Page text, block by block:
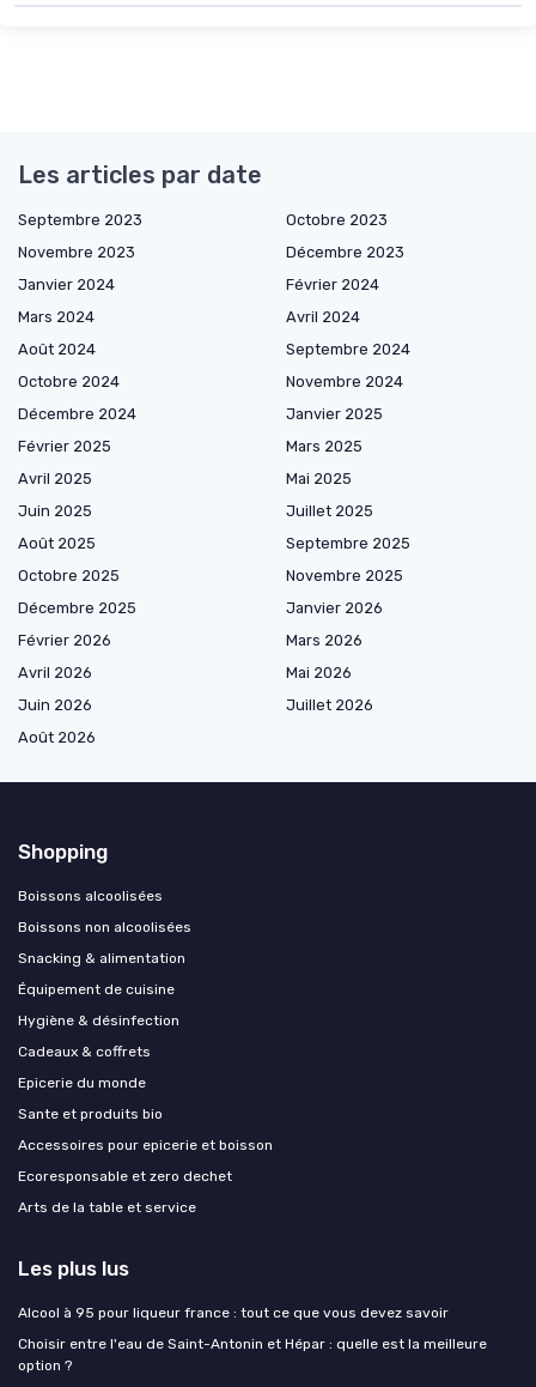
Les articles par date
Septembre 2023
Octobre 2023
Novembre 2023
Décembre 2023
Janvier 2024
Février 2024
Mars 2024
Avril 2024
Août 2024
Septembre 2024
Octobre 2024
Novembre 2024
Décembre 2024
Janvier 2025
Février 2025
Mars 2025
Avril 2025
Mai 2025
Juin 2025
Juillet 2025
Août 2025
Septembre 2025
Octobre 2025
Novembre 2025
Décembre 2025
Janvier 2026
Février 2026
Mars 2026
Avril 2026
Mai 2026
Juin 2026
Juillet 2026
Août 2026
Shopping
Boissons alcoolisées
Boissons non alcoolisées
Snacking & alimentation
Équipement de cuisine
Hygiène & désinfection
Cadeaux & coffrets
Epicerie du monde
Sante et produits bio
Accessoires pour epicerie et boisson
Ecoresponsable et zero dechet
Arts de la table et service
Les plus lus
Alcool à 95 pour liqueur france : tout ce que vous devez savoir
Choisir entre l'eau de Saint-Antonin et Hépar : quelle est la meilleure
option ?